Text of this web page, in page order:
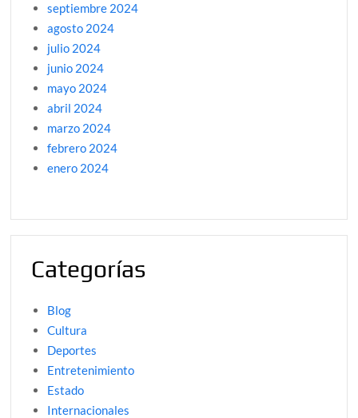
septiembre 2024
agosto 2024
julio 2024
junio 2024
mayo 2024
abril 2024
marzo 2024
febrero 2024
enero 2024
Categorías
Blog
Cultura
Deportes
Entretenimiento
Estado
Internacionales